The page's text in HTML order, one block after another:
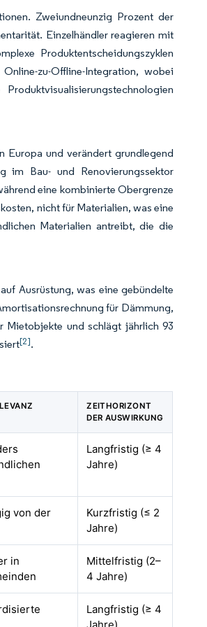
Zweiundneunzig Prozent der
Einzelhändler reagieren mit
Produktentscheidungszyklen
zu-Offline-Integration, wobei
Europa und verändert grundlegend
im Bau- und Renovierungssektor
eine kombinierte Obergrenze
nicht für Materialien, was eine
Materialien antreibt, die die
Ausrüstung, was eine gebündelte
für Dämmung,
Mietobjekte und schlägt jährlich 93
[2].
ZEITHORIZONT
DER AUSWIRKUNG
Langfristig (≥ 4
Jahre)
von der
Kurzfristig (≤ 2
Jahre)
in
Mittelfristig (2–
4 Jahre)
Langfristig (≥ 4